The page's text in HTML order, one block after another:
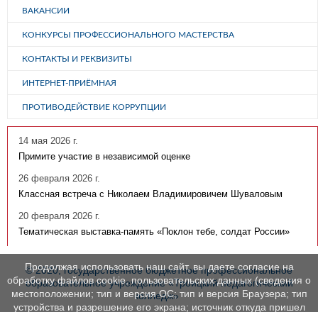
ВАКАНСИИ
КОНКУРСЫ ПРОФЕССИОНАЛЬНОГО МАСТЕРСТВА
КОНТАКТЫ И РЕКВИЗИТЫ
ИНТЕРНЕТ-ПРИЁМНАЯ
ПРОТИВОДЕЙСТВИЕ КОРРУПЦИИ
14 мая 2026 г.
Примите участие в независимой оценке
26 февраля 2026 г.
Классная встреча с Николаем Владимировичем Шуваловым
20 февраля 2026 г.
Тематическая выставка-память «Поклон тебе, солдат России»
© 2020, государственное бюджетное профессиональное
образовательное учреждение «Троицкий педагогический
колледж»
Продолжая использовать наш сайт, вы даете согласие на
обработку файлов cookie, пользовательских данных (сведения о
местоположении; тип и версия ОС; тип и версия Браузера; тип
устройства и разрешение его экрана; источник откуда пришел